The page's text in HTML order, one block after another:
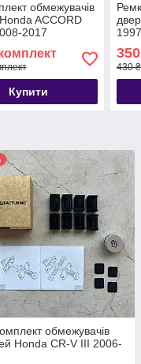
обмежувачів
ACCORD
2017
Купити
350
430
обмежувачів
Honda CR-V III 2006-